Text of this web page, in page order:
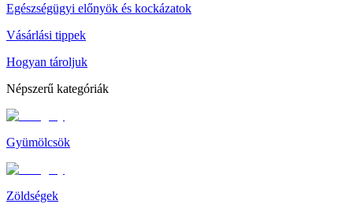
Egészségügyi előnyök és kockázatok
Vásárlási tippek
Hogyan tároljuk
Népszerű kategóriák
Gyümölcsök
Zöldségek